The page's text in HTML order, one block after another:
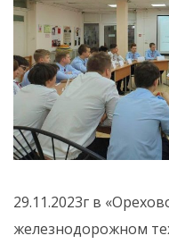
29.11.2023г в
железнодорожном